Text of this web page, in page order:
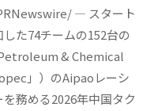
— スタート
た74チームの152台の
& Chemical
」）のAipaoレーシ
務める2026年中国タク